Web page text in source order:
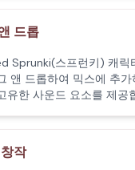
드롭
Sprunki(스프런키) 캐릭
앤 드롭하여 믹스에 추가
유한 사운드 요소를 제공
작